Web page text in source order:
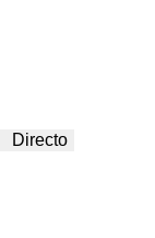
Directo